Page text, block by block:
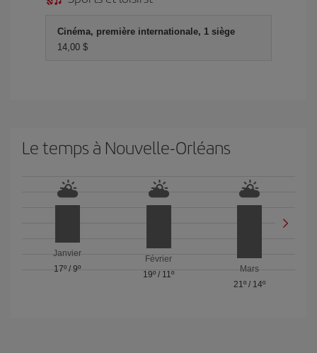
Cinéma, première internationale, 1 siège
14,00 $
Le temps à Nouvelle-Orléans
Janvier
17º /9º
Février
19º / 11º
Mars
21º / 14º